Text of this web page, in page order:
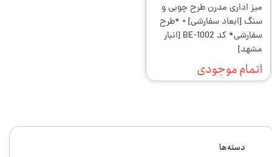
دسته‌ها
میز اداری مدرن طرح چوبی و
سنگ [ابعاد سفارشی] + *طرح
سفارشی* کد BE-1002 [انبار
مشهد]
اتمام موجودی